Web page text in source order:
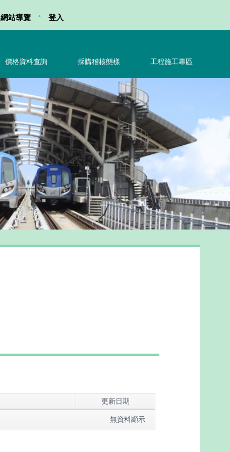
網站導覽 • 登入
價格資料查詢 採購稽核態樣 工程施工專區
更新日期
無資料顯示